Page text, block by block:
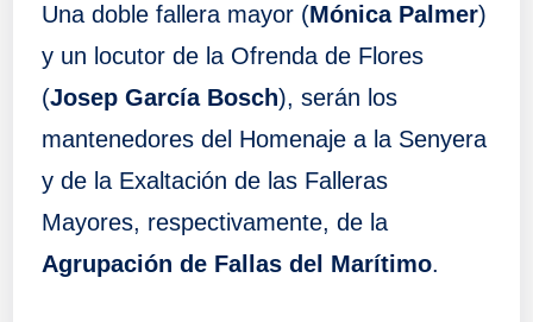
Una doble fallera mayor (Mónica Palmer)
y un locutor de la Ofrenda de Flores
(Josep García Bosch), serán los
mantenedores del Homenaje a la Senyera
y de la Exaltación de las Falleras
Mayores, respectivamente, de la
Agrupación de Fallas del Marítimo.